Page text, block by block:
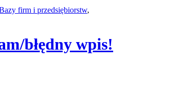
firm i przedsiębiorstw,
błędny wpis!